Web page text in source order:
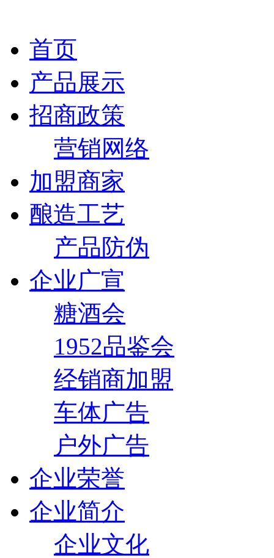
首页
产品展示
招商政策
营销网络
加盟商家
酿造工艺
产品防伪
企业广宣
糖酒会
1952品鉴会
经销商加盟
车体广告
户外广告
企业荣誉
企业简介
企业文化